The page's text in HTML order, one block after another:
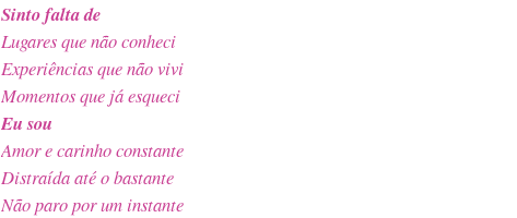
Sinto falta de
Lugares que não conheci
Experiências que não vivi
Momentos que já esqueci
Eu sou
Amor e carinho constante
Distraída até o bastante
Não paro por um instante